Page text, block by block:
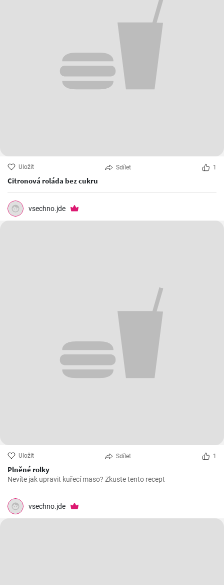
Uložit Sdílet 1
Citronová roláda bez cukru
vsechno.jde
Uložit Sdílet 1
Plněné rolky
Nevíte jak upravit kuřecí maso? Zkuste tento recept
vsechno.jde